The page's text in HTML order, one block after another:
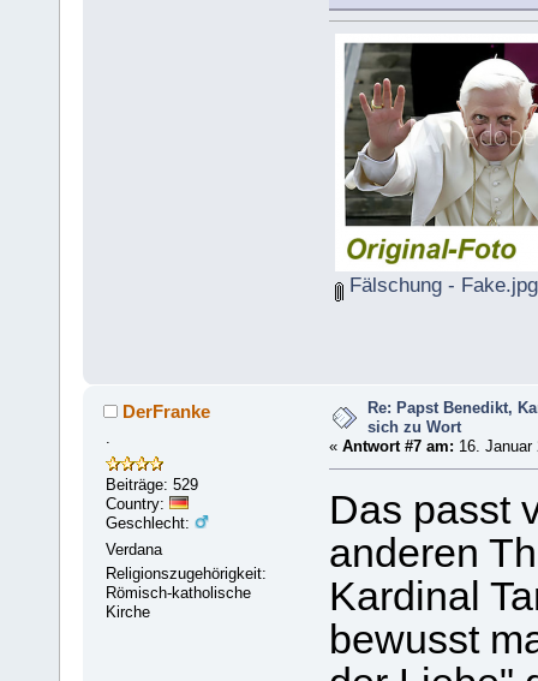
Fälschung - Fake.jpg
DerFranke
.
Beiträge: 529
Country:
Geschlecht:
Verdana
Religionszugehörigkeit:
Römisch-katholische
Kirche
Re: Papst Benedikt,
sich zu Wort
« Antwort #7 am: 16. Januar
Das passt
anderen
Kardinal
bewusst